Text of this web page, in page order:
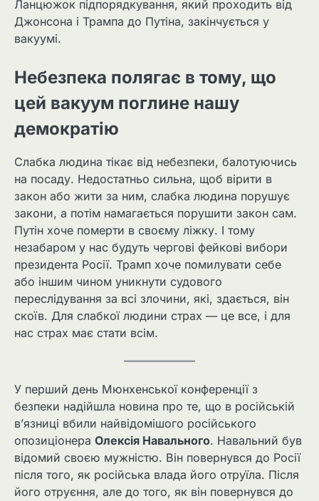
Ланцюжок підпорядкування, який проходить від
Джонсона і Трампа до Путіна, закінчується у
вакуумі.
Небезпека полягає в тому, що
цей вакуум поглине нашу
демократію
Слабка людина тікає від небезпеки, балотуючись
на посаду. Недостатньо сильна, щоб вірити в
закон або жити за ним, слабка людина порушує
закони, а потім намагається порушити закон сам.
Путін хоче померти в своєму ліжку. І тому
незабаром у нас будуть чергові фейкові вибори
президента Росії. Трамп хоче помилувати себе
або іншим чином уникнути судового
переслідування за всі злочини, які, здається, він
скоїв. Для слабкої людини страх — це все, і для
нас страх має стати всім.
У перший день Мюнхенської конференції з
безпеки надійшла новина про те, що в російській
в’язниці вбили найвідомішого російського
опозиціонера Олексія Навального. Навальний був
відомий своєю мужністю. Він повернувся до Росії
після того, як російська влада його отруїла. Після
його отруєння, але до того, як він повернувся до